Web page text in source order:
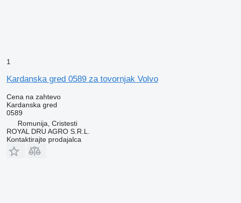
1
Kardanska gred 0589 za tovornjak Volvo
Cena na zahtevo
Kardanska gred
0589
Romunija, Cristesti
ROYAL DRU AGRO S.R.L.
Kontaktirajte prodajalca